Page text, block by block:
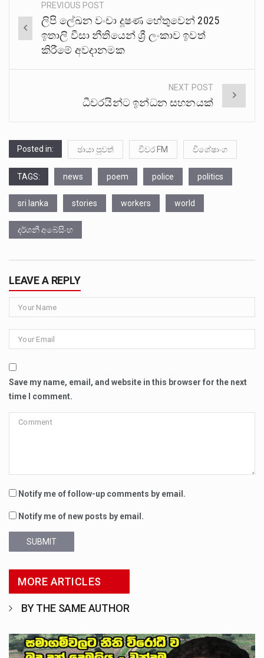
Post
navigation
PREVIOUS POST
ලිපි ලේඛන වංචා දූෂණ හේතුවෙන් 2025
ඉතාලි වීසා නීතියෙන් ශ්‍රී ලංකාව ඉවත්
කිරීමේ අවදානමක
NEXT POST
ධීවරයින්ට ඉන්ධන සහනයක්
Posted in: ඡායා පුවත් විවර FM විශේෂාංග
TAGS: news poem police politics
sri lanka stories workers world
දර්ශනී අබේසිංහ
LEAVE A REPLY
Save my name, email, and website in this browser for the next
time I comment.
Notify me of follow-up comments by email.
Notify me of new posts by email.
SUBMIT
MORE ARTICLES
BY THE SAME AUTHOR